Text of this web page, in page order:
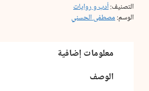
التصنيف:أدب و روايات
الوسم:مصطفى الحسني
معلومات إضافية
الوصف